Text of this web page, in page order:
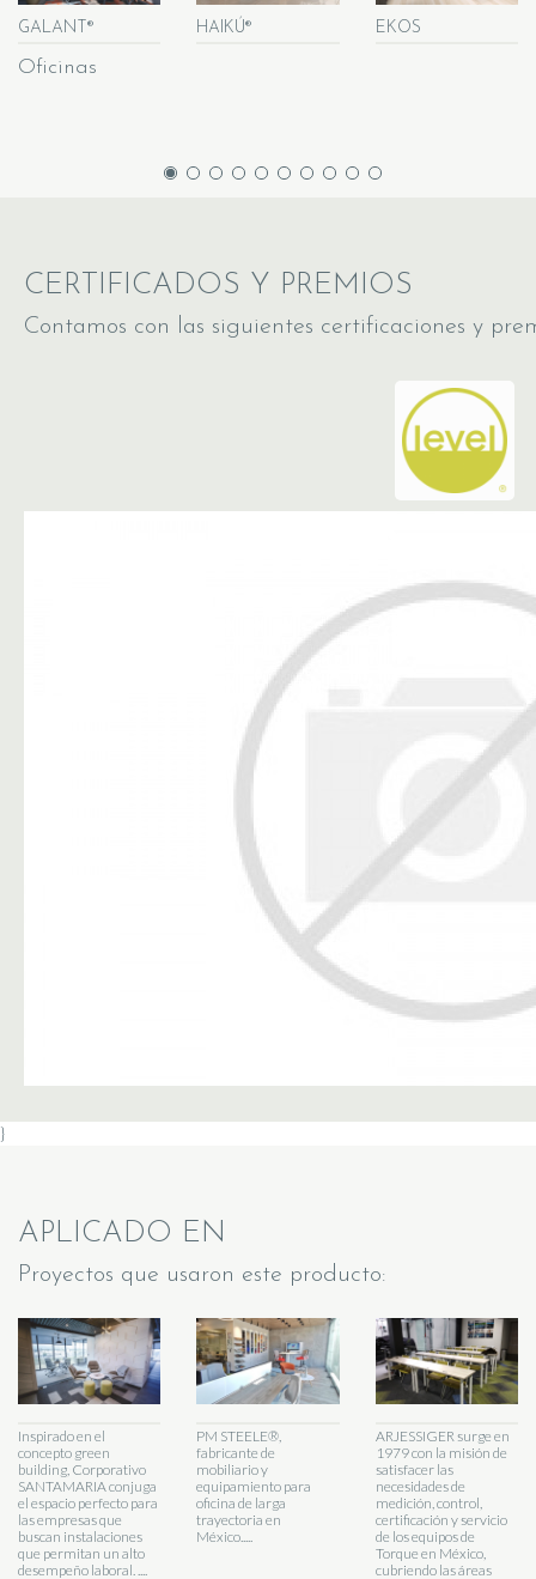
GALANT®
Oficinas
HAIKÚ® EKOS
CERTIFICADOS Y PREMIOS
Contamos con las siguientes certificaciones y
}
APLICADO EN
Proyectos que usaron este producto:
Inspirado en el
concepto green
building, Corporativo
SANTAMARIA conjuga
el espacio perfecto para
las empresas que
buscan instalaciones
que permitan un alto
desempeño laboral. ....
PM STEELE®,
fabricante de
mobiliario y
equipamiento para
oficina de larga
trayectoria en
México.....
ARJESSIGER surge en
1979 con la misión de
satisfacer las
necesidades de
medición, control,
certificación y servicio
de los equipos de
Torque en México,
cubriendo las áreas